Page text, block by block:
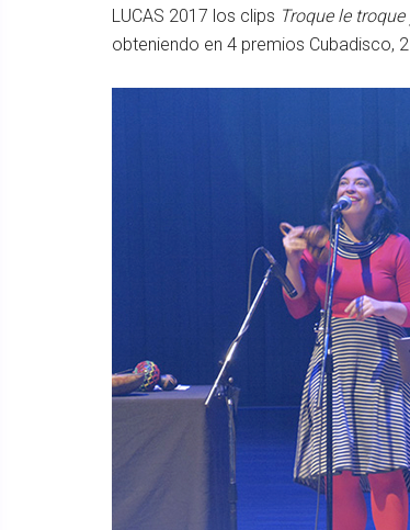
LUCAS 2017 los clips Troque le
obteniendo en 4 premios Cubadisco,